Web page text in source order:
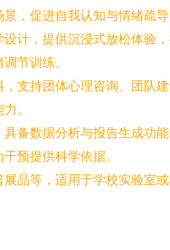
，促进自我认知与情绪疏
设计，提供沉浸式放松体验
节训练。
支持团体心理咨询、团队
。
备数据分析与报告生成功
预提供科学依据。
展品等，适用于学校实验室